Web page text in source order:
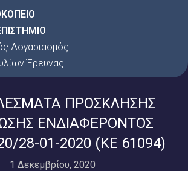
Λογαριασμός
Έρευνας
Menu
ΠΡΟΣΚΛΗΣΗΣ
ΕΝΔΙΑΦΕΡΟΝΤΟΣ
28-01-2020 (KE 61094)
1 Δεκεμβρίου, 2020